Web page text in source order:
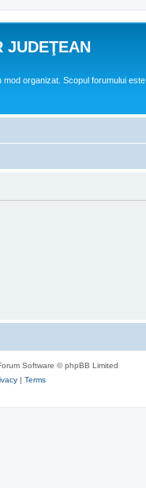
JUDEŢEAN
organizat. Scopul forumului este
Software © phpBB Limited
| Terms